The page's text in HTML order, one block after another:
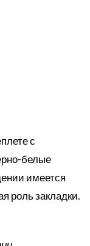
с
белые
имеется
роль закладки.